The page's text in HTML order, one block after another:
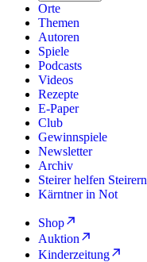
Orte
Themen
Autoren
Spiele
Podcasts
Videos
Rezepte
E-Paper
Club
Gewinnspiele
Newsletter
Archiv
Steirer helfen Steirern
Kärntner in Not
Shop
Auktion
Kinderzeitung